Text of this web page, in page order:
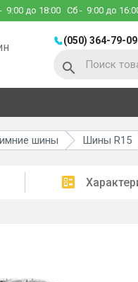
- 9:00 до 18:00 Сб - 9:00 до
(050) 364-79-09
шины Шины R15